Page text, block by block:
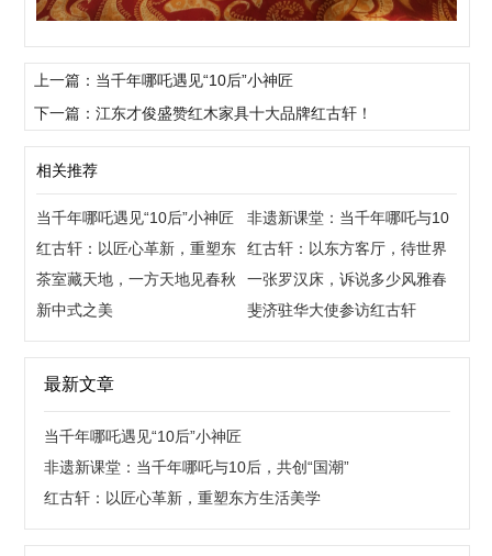
上一篇：当千年哪吒遇见“10后”小神匠
下一篇：江东才俊盛赞红木家具十大品牌红古轩！
相关推荐
当千年哪吒遇见“10后”小神匠
非遗新课堂：当千年哪吒与10
后，共创“国潮”
红古轩：以匠心革新，重塑东
方生活美学
红古轩：以东方客厅，待世界
来宾
茶室藏天地，一方天地见春秋
一张罗汉床，诉说多少风雅春
秋
新中式之美 斐济驻华大使参访红古轩
最新文章
当千年哪吒遇见“10后”小神匠
非遗新课堂：当千年哪吒与10后，共创“国潮”
红古轩：以匠心革新，重塑东方生活美学